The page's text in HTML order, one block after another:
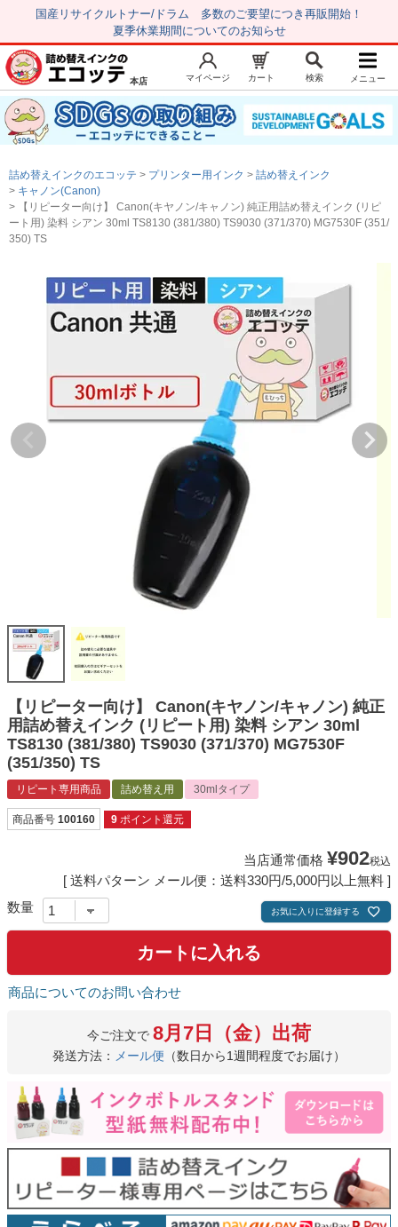
国産リサイクルトナー/ドラム 多数のご要望につき再販開始！
夏季休業期間についてのお知らせ
新規会員登録 マイページ
トップページ お気に入り
注文履歴 レビュー履歴
はじめての方へ
初心者用セット
キャノンインク
ブラザーインク
詰め替えインク
互換インクボトル
互換インクカートリッジ
再生インクカートリッジ
ご利用ガイド
よくある質問
お問い合わせ
会員専用商品
説明書ダウンロード
本店 マイページ カート 検索 メニュー
詰め替えインクのエコッテ プリンター用インク
詰め替えインク
キャノン(Canon)
【リピーター向け】 Canon(キヤノン/キャノン) 純正用詰め替えインク (リピ
ート用) 染料 シアン 30ml TS8130 (381/380) TS9030 (371/370) MG7530F (351/
350) TS
【リピーター向け】 Canon(キヤノン/キャノン) 純正
用詰め替えインク (リピート用) 染料 シアン 30ml
TS8130 (381/380) TS9030 (371/370) MG7530F
(351/350) TS
リピート専用商品 詰め替え用 30mlタイプ
商品番号 100160 9 ポイント還元
当店通常価格 ¥902税込
送料パターン メール便：送料330円/5,000円以上無料
お気に入りに登録する
カートに入れる
商品についてのお問い合わせ
今ご注文で 8月7日（金）出荷
発送方法： メール便 （数日から1週間程度でお届け）